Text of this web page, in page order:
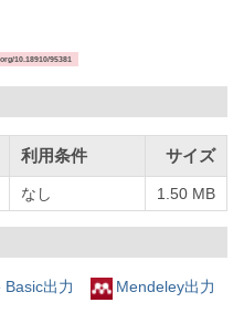
10.18910/95381
利用条件 サイズ
なし 1.50 MB
Basic出力 Mendeley出力